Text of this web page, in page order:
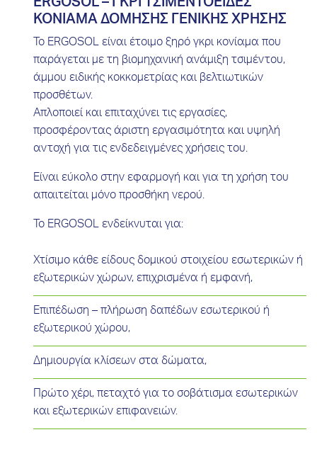
ERGOSOL – ΓΚΡΙ ΤΣΙΜΕΝΤΟΕΙΔΕΣ
ΚΟΝΙΑΜΑ ΔΟΜΗΣΗΣ ΓΕΝΙΚΗΣ ΧΡΗΣΗΣ
Το ERGOSOL είναι έτοιμο ξηρό γκρι κονίαμα που
παράγεται με τη βιομηχανική ανάμιξη τσιμέντου,
άμμου ειδικής κοκκομετρίας και βελτιωτικών
προσθέτων.
Απλοποιεί και επιταχύνει τις εργασίες,
προσφέροντας άριστη εργασιμότητα και υψηλή
αντοχή για τις ενδεδειγμένες χρήσεις του.
Είναι εύκολο στην εφαρμογή και για τη χρήση του
απαιτείται μόνο προσθήκη νερού.
Το ERGOSOL ενδείκνυται για:
Χτίσιμο κάθε είδους δομικού στοιχείου εσωτερικών ή
εξωτερικών χώρων, επιχρισμένα ή εμφανή,
Επιπέδωση – πλήρωση δαπέδων εσωτερικού ή
εξωτερικού χώρου,
Δημιουργία κλίσεων στα δώματα,
Πρώτο χέρι, πεταχτό για το σοβάτισμα εσωτερικών
και εξωτερικών επιφανειών.